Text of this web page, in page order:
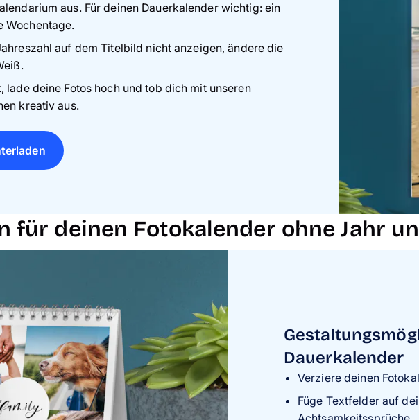
aus. Für deinen Dauerkalender wichtig: ein
Wochentage.
auf dem Titelbild nicht anzeigen, ändere die
lade deine Fotos hoch und tob dich mit unseren
kreativ aus.
für deinen Fotokalender ohne Jahr
Dauerkalender
Verziere deinen
Füge Textfelder auf